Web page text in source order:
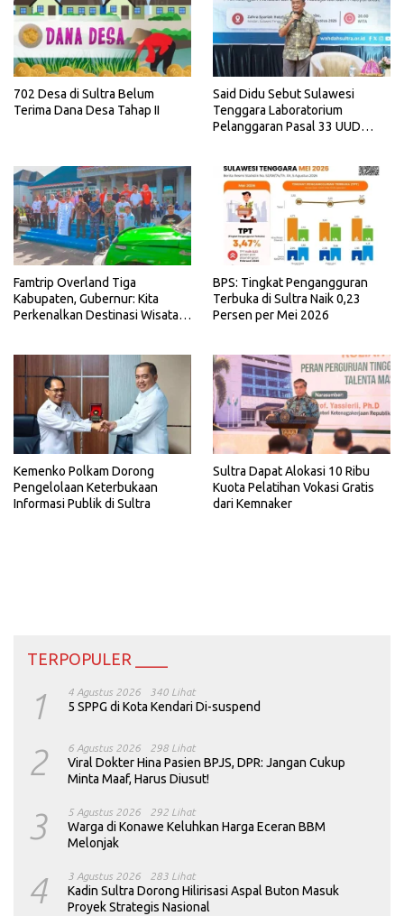
702 Desa di Sultra Belum
Terima Dana Desa Tahap II
Said Didu Sebut Sulawesi
Tenggara Laboratorium
Pelanggaran Pasal 33 UUD
Famtrip Overland Tiga
Kabupaten, Gubernur: Kita
Perkenalkan Destinasi Wisata
BPS: Tingkat Pengangguran
Terbuka di Sultra Naik 0,23
Persen per Mei 2026
Kemenko Polkam Dorong
Pengelolaan Keterbukaan
Informasi Publik di Sultra
Sultra Dapat Alokasi 10 Ribu
Kuota Pelatihan Vokasi Gratis
dari Kemnaker
TERPOPULER ____
1 4 Agustus 2026 340 Lihat
5 SPPG di Kota Kendari Di-suspend
2 6 Agustus 2026 298 Lihat
Viral Dokter Hina Pasien BPJS, DPR: Jangan Cukup
Minta Maaf, Harus Diusut!
3 5 Agustus 2026 292 Lihat
Warga di Konawe Keluhkan Harga Eceran BBM
Melonjak
4 3 Agustus 2026 283 Lihat
Kadin Sultra Dorong Hilirisasi Aspal Buton Masuk
Proyek Strategis Nasional